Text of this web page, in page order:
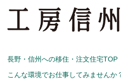
長野・信州への移住・注文住宅TOP
こんな環境でお仕事してみませんか